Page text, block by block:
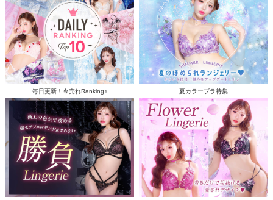
毎日更新！今売れRanking♪ 夏カラーブラ特集